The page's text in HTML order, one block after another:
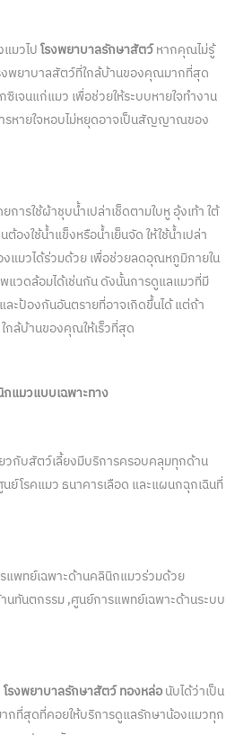
มวไปโรงพยาบาลรักษาสัตว์หากคุณไม่รู้
งพยาบาลสัตว์ที่ใกล้บ้านของคุณมากที่สุด
เจนแก่แมว เพื่อช่วยให้ระบบหายใจทำงาน
รหายใจหอบไม่หยุดอาจเป็นสัญญาณของ
ารใช้ผ้าชุบน้ำเปล่าเช็ดตามใบหู อุ้งเท้า ใต้
งใช้น้ำแข็งหรือน้ำเย็นจัด ให้ใช้น้ำเปล่า
แมวได้ร่วมด้วย เพื่อช่วยลดอุณหภูมิภายใน
แวดล้อมได้เช่นกัน ดังนั้นการดูแลแมวที่มี
ะป้องกันอันตรายที่อาจเกิดขึ้นได้ แต่ถ้า
ใกล้บ้านของคุณให้เร็วที่สุด
แมวแบบเฉพาะทาง
วกับสัตว์เลี้ยงมีบริการครอบคลุมทุกด้าน
ย์โรคแมว ธนาคารเลือด และแผนกฉุกเฉินที่
พทย์เฉพาะด้านคลินิกแมวร่วมด้วย
นทันตกรรม ,ศูนย์การแพทย์เฉพาะด้านระบบ
โรงพยาบาลรักษาสัตว์ทองหล่อนับได้ว่าเป็น
ที่สุดที่คอยให้บริการดูแลรักษาน้องแมวทุก